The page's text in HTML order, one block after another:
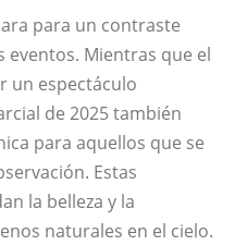
para un contraste
eventos. Mientras que el
un espectáculo
de 2025 también
para aquellos que se
Estas
la belleza y la
naturales en el cielo.